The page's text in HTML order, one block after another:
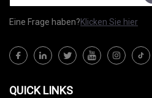
Eine Frage haben?Klicken Sie hier
QUICK LINKS